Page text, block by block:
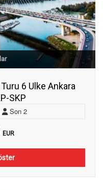
6 Ulke Ankara
SKP
Son 2
EUR